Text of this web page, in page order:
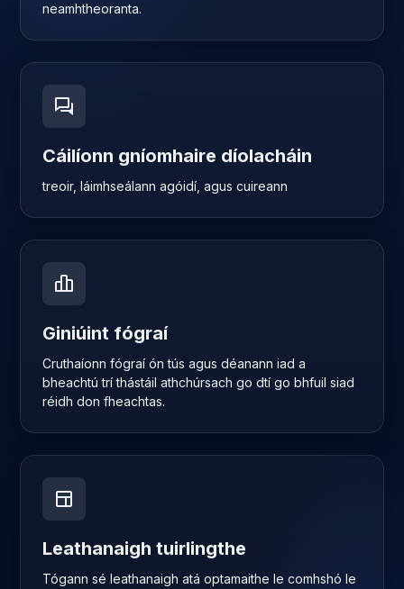
neamhtheoranta.
Cáilíonn gníomhaire díolacháin
treoir, láimhseálann agóidí, agus cuireann
Giniúint fógraí
Cruthaíonn fógraí ón tús agus déanann iad a
bheachtú trí thástáil athchúrsach go dtí go bhfuil siad
réidh don fheachtas.
Leathanaigh tuirlingthe
Tógann sé leathanaigh atá optamaithe le comhshó le